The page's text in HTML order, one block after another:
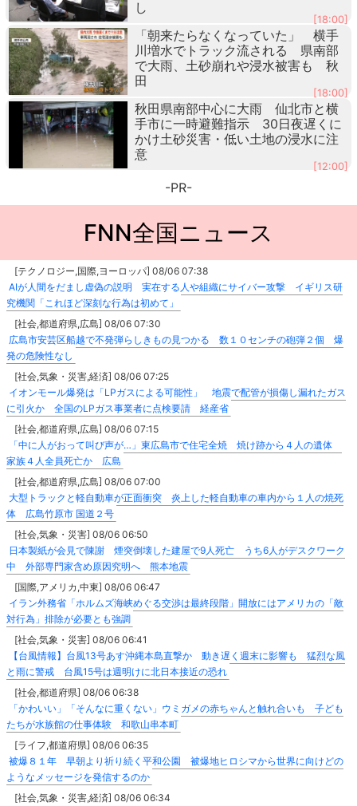
し
[18:00]
「朝来たらなくなっていた」 横手
川増水でトラック流される 県南部
で大雨、土砂崩れや浸水被害も 秋
田
[18:00]
秋田県南部中心に大雨 仙北市と横
手市に一時避難指示 30日夜遅くに
かけ土砂災害・低い土地の浸水に注
意
[12:00]
-PR-
FNN全国ニュース
[テクノロジー,国際,ヨーロッパ] 08/06 07:38
AIが人間をだまし虚偽の説明 実在する人や組織にサイバー攻撃 イギリス研
究機関「これほど深刻な行為は初めて」
[社会,都道府県,広島] 08/06 07:30
広島市安芸区船越で不発弾らしきもの見つかる 数１０センチの砲弾２個 爆
発の危険性なし
[社会,気象・災害,経済] 08/06 07:25
イオンモール爆発は「LPガスによる可能性」 地震で配管が損傷し漏れたガス
に引火か 全国のLPガス事業者に点検要請 経産省
[社会,都道府県,広島] 08/06 07:15
「中に人がおって叫び声が…」東広島市で住宅全焼 焼け跡から４人の遺体
家族４人全員死亡か 広島
[社会,都道府県,広島] 08/06 07:00
大型トラックと軽自動車が正面衝突 炎上した軽自動車の車内から１人の焼死
体 広島竹原市 国道２号
[社会,気象・災害] 08/06 06:50
日本製紙が会見で陳謝 煙突倒壊した建屋で9人死亡 うち6人がデスクワーク
中 外部専門家含め原因究明へ 熊本地震
[国際,アメリカ,中東] 08/06 06:47
イラン外務省「ホルムズ海峡めぐる交渉は最終段階」開放にはアメリカの「敵
対行為」排除が必要とも強調
[社会,気象・災害] 08/06 06:41
【台風情報】台風13号あす沖縄本島直撃か 動き遅く週末に影響も 猛烈な風
と雨に警戒 台風15号は週明けに北日本接近の恐れ
[社会,都道府県] 08/06 06:38
「かわいい」「そんなに重くない」ウミガメの赤ちゃんと触れ合いも 子ども
たちが水族館の仕事体験 和歌山串本町
[ライフ,都道府県] 08/06 06:35
被爆８１年 早朝より祈り続く平和公園 被爆地ヒロシマから世界に向けどの
ようなメッセージを発信するのか
[社会,気象・災害,経済] 08/06 06:34